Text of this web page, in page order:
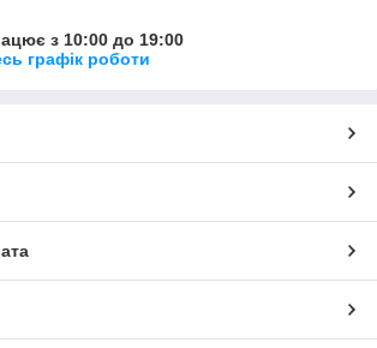
з 10:00 до 19:00
графік роботи